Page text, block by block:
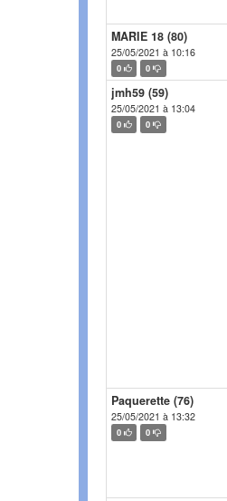
MARIE 18 (80)
25/05/2021 à 10:16
0 0
jmh59 (59)
25/05/2021 à 13:04
0 0
Paquerette (76)
25/05/2021 à 13:32
0 0